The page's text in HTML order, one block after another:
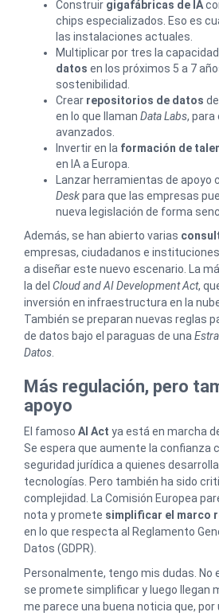
Construir gigafábricas de IA
chips especializados. Eso es
las instalaciones actuales.
Multiplicar por tres la
datos en los próximos 5 a 7
sostenibilidad.
Crear repositorios de datos
en lo que llaman Data Labs, para
avanzados.
Invertir en la formación de
en IA a Europa.
Lanzar herramientas de apoyo
Deskpara que las empresas
nueva legislación de forma
Además, se han abierto varias
empresas, ciudadanos e
a diseñar este nuevo escenario. La
la del Cloud and AI Development Act,
inversión en infraestructura en la
También se preparan nuevas reglas
de datos bajo el paraguas de una
Datos
Más regulación, pero
apoyo
El famoso AI Act ya está en marcha
Se espera que aumente la confianza
seguridad jurídica a quienes
tecnologías. Pero también ha sido
complejidad. La Comisión Europea
nota y promete simplificar el marco
en lo que respecta al Reglamento
Datos (GDPR).
Personalmente, tengo mis dudas. No
se promete simplificar y luego llegan
me parece una buena noticia que, por